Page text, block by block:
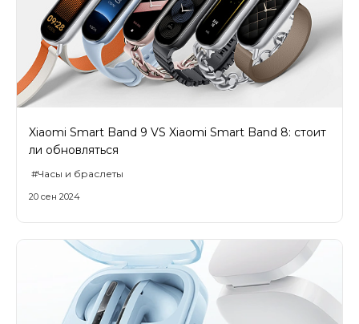
списыватьсяс вашей карты
по25 % каждые 2 недели
Подробнее
об оплате Плайтом
раз в 2
plait.ru
Xiaomi Smart Band 9 VS Xiaomi Smart Band 8: стоит
ли обновляться
#Часы и браслеты
20 сен 2024